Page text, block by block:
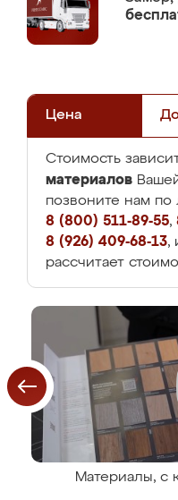
Цена
Стоимость
материалов
позвоните нам
8 (800) 511-89-55,
8 (926) 409-68-13,
рассчитает
Материалы, с